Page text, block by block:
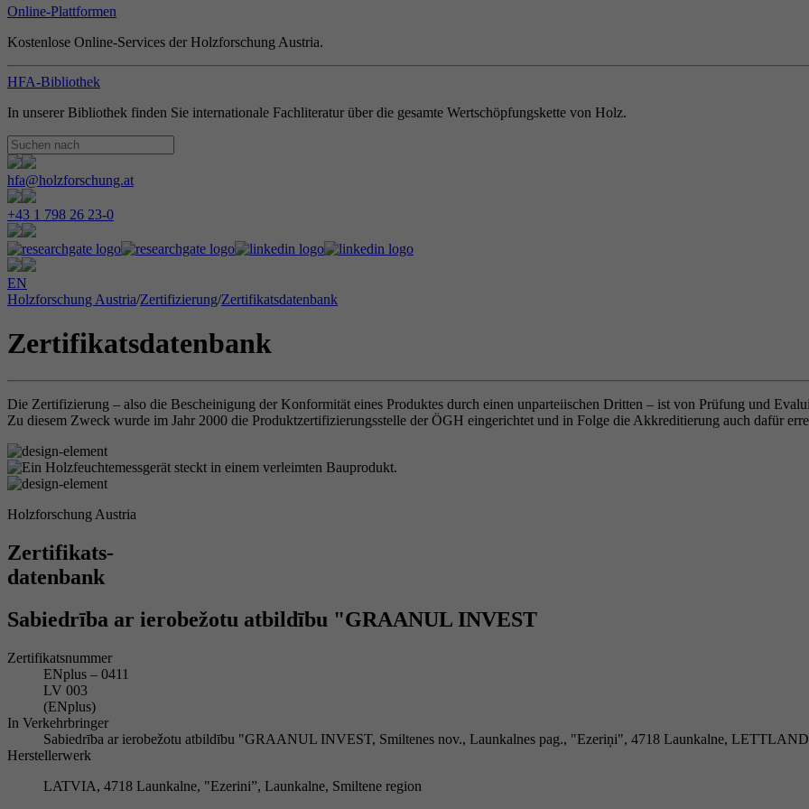
Online-Plattformen
Kostenlose Online-Services der Holzforschung Austria.
HFA-Bibliothek
In unserer Bibliothek finden Sie internationale Fachliteratur über die gesamte Wertschöpfungskette von Holz.
hfa@holzforschung.at
+43 1 798 26 23-0
EN
Holzforschung Austria/Zertifizierung/Zertifikatsdatenbank
Zertifikatsdatenbank
Die Zertifizierung – also die Bescheinigung der Konformität eines Produktes durch einen unparteiischen Dritten – ist von Prüfung und
Zu diesem Zweck wurde im Jahr 2000 die Produktzertifizierungsstelle der ÖGH eingerichtet und in Folge die Akkreditierung auch dafür
Holzforschung Austria
Zertifikats-
datenbank
Sabiedrība ar ierobežotu atbildību "GRAANUL INVEST
Zertifikatsnummer
ENplus – 0411
LV 003
(ENplus)
In Verkehrbringer
Sabiedrība ar ierobežotu atbildību "GRAANUL INVEST, Smiltenes nov., Launkalnes pag., "Ezeriņi", 4718 Launkalne, LETTLAND
Herstellerwerk
LATVIA, 4718 Launkalne, "Ezerini”, Launkalne, Smiltene region